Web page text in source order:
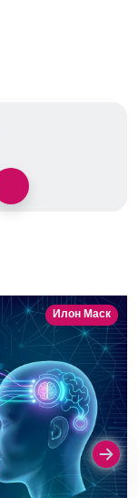
Илон Маск